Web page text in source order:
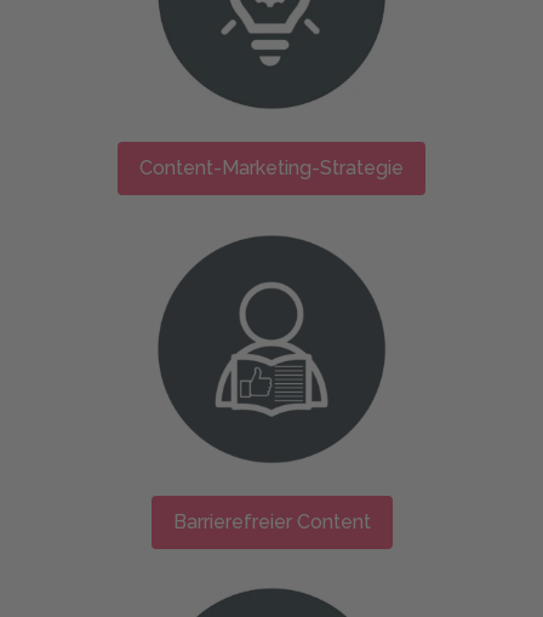
Content-Marketing-Strategie
Barrierefreier Content